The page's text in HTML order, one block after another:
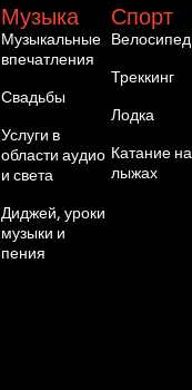
Музыка
Музыкальные
впечатления
Свадьбы
Услуги в
области аудио
и света
Диджей, уроки
музыки и
пения
Спорт
Велосипед
Треккинг
Лодка
Катание на
лыжах